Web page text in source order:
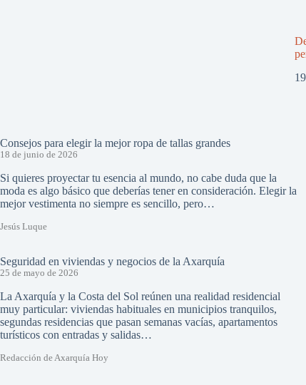
Consejos para elegir la mejor ropa de tallas grandes
18 de junio de 2026
Si quieres proyectar tu esencia al mundo, no cabe duda que la
moda es algo básico que deberías tener en consideración. Elegir la
mejor vestimenta no siempre es sencillo, pero…
Jesús Luque
Seguridad en viviendas y negocios de la Axarquía
25 de mayo de 2026
La Axarquía y la Costa del Sol reúnen una realidad residencial
muy particular: viviendas habituales en municipios tranquilos,
segundas residencias que pasan semanas vacías, apartamentos
turísticos con entradas y salidas…
Redacción de Axarquía Hoy